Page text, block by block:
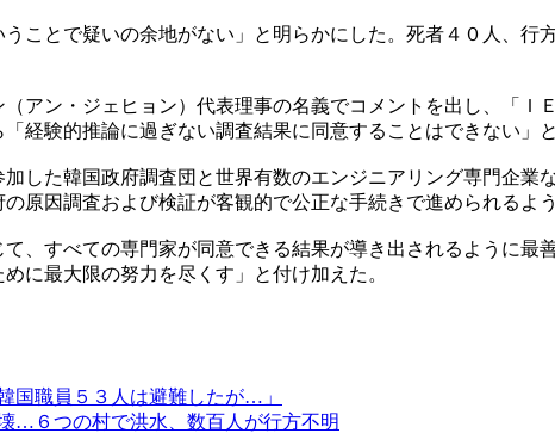
ことで疑いの余地がない」と明らかにした。死者４０人、
アン・ジェヒョン）代表理事の名義でコメントを出し、「
経験的推論に過ぎない調査結果に同意することはできない」と
した韓国政府調査団と世界有数のエンジニアリング専門企
原因調査および検証が客観的で公正な手続きで進められるよ
、すべての専門家が同意できる結果が導き出されるように
に最大限の努力を尽くす」と付け加えた。
国職員５３人は避難したが…」
…６つの村で洪水、数百人が行方不明